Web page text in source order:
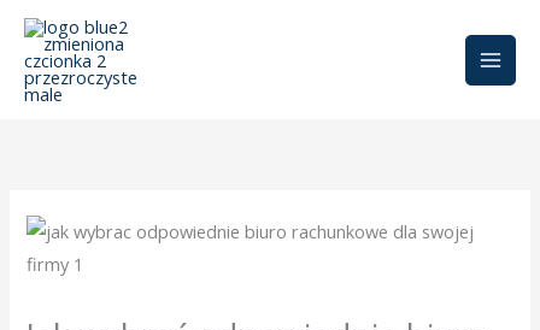
Przejdź
treści